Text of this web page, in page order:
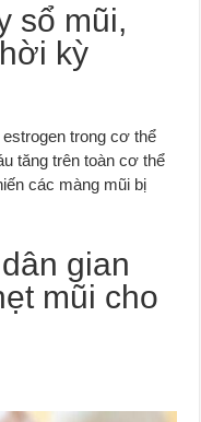
sổ mũi,
kỳ
trong cơ thể
tăng trên toàn cơ thể
các màng mũi bị
gian
mũi cho